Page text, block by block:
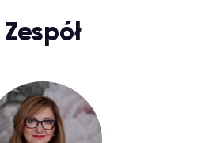
Zespół